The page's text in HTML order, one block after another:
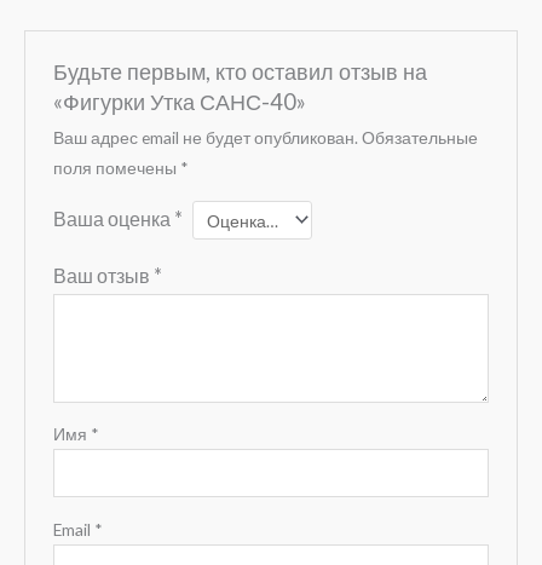
Будьте первым, кто оставил отзыв на
«Фигурки Утка САНС-40»
Ваш адрес email не будет опубликован. Обязательные
поля помечены *
Ваша оценка *
Ваш отзыв *
Имя *
Email *